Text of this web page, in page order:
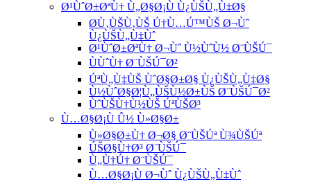
Ø¹ÙˆØ±ØªÙ† Ù„Ø§Ø¡Ù Ù¿ÙŠÙ„Ù‡Ø§
Ø­Ù‚ÙŠÙ‚ÙŠ Ú†Ù…Ú™ÙŠ Ø¬Ùˆ
Ù¿ÙŠÙ„Ù‡Ùˆ
Ø¹ÙˆØ±ØªÙ† Ø¬Ùˆ Ù½ÙˆÙ½ Ø¨ÙŠÚ¯
ÙÙˆÙ† Ø¨ÙŠÚ¯Ø²
ÚªÙ„Ù‡ÙŠ ÙˆØ§Ø±Ø§ Ù¿ÙŠÙ„Ù‡Ø§
Ù½ÙˆØ§Ø¦Ù„ÙŠÙ½Ø±ÙŠ Ø¨ÙŠÚ¯Ø²
ÙˆÙŠÙ†Ù½ÙŠ ÚªÙŠØ³
Ù…Ø§Ø¡Ù Û½ Ù»Ø§Ø±
Ù»Ø§Ø±Ù† Ø¬Ø§ Ø¨ÙŠÚª Ù¾ÙŠÚª
ÚŠØ§Ù†Ø³ Ø¨ÙŠÚ¯
Ù„Ù†Ú† Ø¨ÙŠÚ¯
Ù…Ø§Ø¡Ù Ø¬Ùˆ Ù¿ÙŠÙ„Ù‡Ùˆ